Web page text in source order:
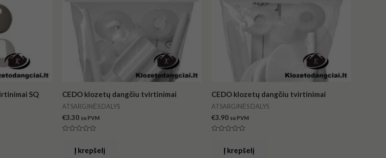
SQ CEDO klozetų dangčiu tvirtinimai
ATSARGINĖS DALYS
€3.30 su PVM
Į krepšelį
CEDO klozetų dangčiu tvirtinimai
ATSARGINĖS DALYS
€3.90 su PVM
Į krepšelį